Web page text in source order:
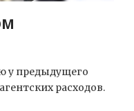
у предыдущего
расходов.